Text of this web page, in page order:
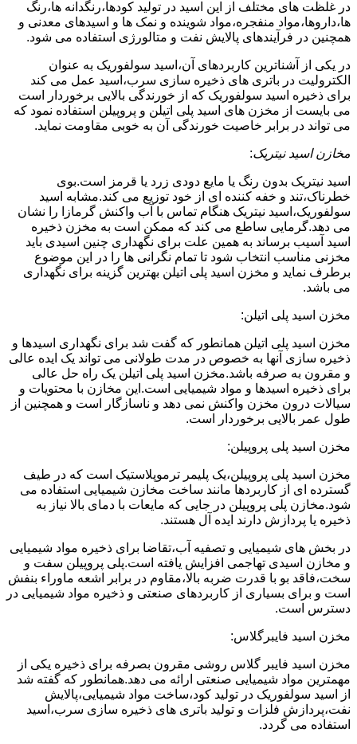
در غلظت های مختلف از این اسید در تولید کودها،رنگدانه ها،رنگ
ها،داروها،مواد منفجره،مواد شوینده و نمک ها و اسیدهای معدنی و
همچنین در فرآیندهای پالایش نفت و متالورژی استفاده می شود.
در یکی از آشناترین کاربردهای آن،اسید سولفوریک به عنوان
الکترولیت در باتری های ذخیره سازی سرب،اسید عمل می کند
برای ذخیره اسید سولفوریک که از خورندگی بالایی برخوردار است
می بایست از مخزن های اسید پلی اتیلن و پروپیلن استفاده نمود که
می تواند در برابر خاصیت خورندگی آن به خوبی مقاومت نماید.
مخازن اسید نیتریک:
اسید نیتریک بدون رنگ یا مایع دودی زرد یا قرمز است.بوی
خطرناک،تند و خفه کننده ای از خود توزیع می کند.مشابه اسید
سولفوریک،اسید نیتریک هنگام تماس با آب واکنش گرمازا را نشان
می دهد.گرمایی ساطع می کند که ممکن است به مخزن ذخیره
اسید آسیب برساند به همین علت برای نگهداری چنین اسیدی باید
مخزنی مناسب انتخاب شود تا تمام نگرانی ها را در این موضوع
برطرف نماید و مخزن اسید پلی اتیلن بهترین گزینه برای نگهداری
می باشد.
مخزن اسید پلی اتیلن:
مخزن اسید پلی اتیلن همانطور که گفت شد برای نگهداری اسیدها و
ذخیره سازی آنها به خصوص در مدت طولانی می تواند یک ایده عالی
و مقرون به صرفه باشد.مخزن اسید پلی اتیلن یک راه حل عالی
برای ذخیره اسیدها و مواد شیمیایی است.این مخازن با محتویات و
سیالات درون مخزن واکنش نمی دهد و ناسازگار است و همچنین از
طول عمر بالایی برخوردار است.
مخزن اسید پلی پروپیلن:
مخزن اسید پلی پروپیلن،یک پلیمر ترموپلاستیک است که در طیف
گسترده ای از کاربردها مانند ساخت مخازن شیمیایی استفاده می
شود.مخازن پلی پروپیلن در جایی که مایعات با دمای بالا نیاز به
ذخیره یا پردازش دارند ایده آل هستند.
در بخش های شیمیایی و تصفیه آب،تقاضا برای ذخیره مواد شیمیایی
و مخازن اسیدی تهاجمی افزایش یافته است.پلی پروپیلن سفت و
سخت،فاقد بو با قدرت ضربه بالا،مقاوم در برابر اشعه ماوراء بنفش
است و برای بسیاری از کاربردهای صنعتی و ذخیره مواد شیمیایی در
دسترس است.
مخزن اسید فایبرگلاس:
مخزن اسید فایبر گلاس روشی مقرون بصرفه برای ذخیره یکی از
مهمترین مواد شیمیایی صنعتی ارائه می دهد.همانطور که گفته شد
از اسید سولفوریک در تولید کود،ساخت مواد شیمیایی،پالایش
نفت،پردازش فلزات و تولید باتری های ذخیره سازی سرب،اسید
استفاده می گردد.